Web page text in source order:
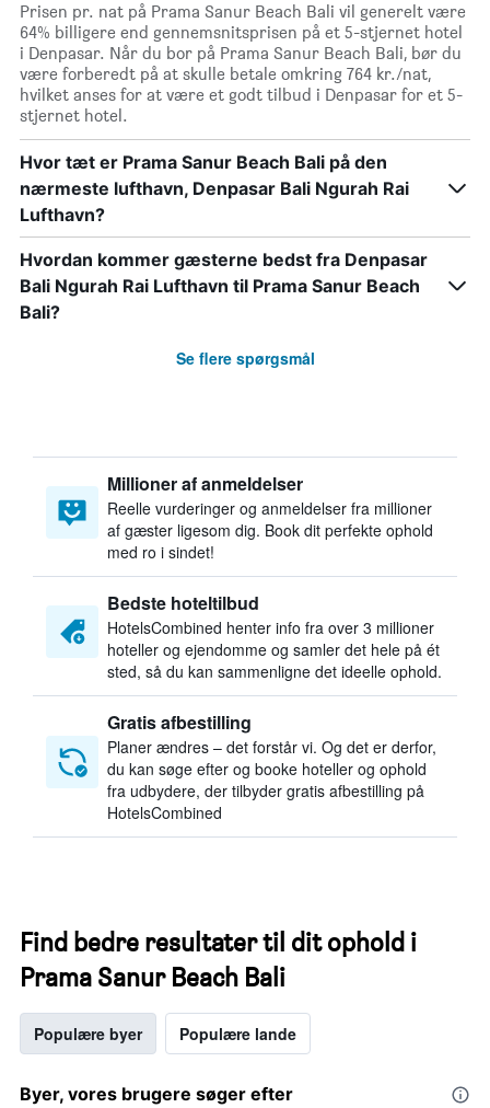
Prisen pr. nat på Prama Sanur Beach Bali vil generelt være
64% billigere end gennemsnitsprisen på et 5-stjernet hotel
i Denpasar. Når du bor på Prama Sanur Beach Bali, bør du
være forberedt på at skulle betale omkring 764 kr./nat,
hvilket anses for at være et godt tilbud i Denpasar for et 5-
stjernet hotel.
Hvor tæt er Prama Sanur Beach Bali på den
nærmeste lufthavn, Denpasar Bali Ngurah Rai
Lufthavn?
Hvordan kommer gæsterne bedst fra Denpasar
Bali Ngurah Rai Lufthavn til Prama Sanur Beach
Bali?
Se flere spørgsmål
Millioner af anmeldelser
Reelle vurderinger og anmeldelser fra millioner
af gæster ligesom dig. Book dit perfekte ophold
med ro i sindet!
Bedste hoteltilbud
HotelsCombined henter info fra over 3 millioner
hoteller og ejendomme og samler det hele på ét
sted, så du kan sammenligne det ideelle ophold.
Gratis afbestilling
Planer ændres – det forstår vi. Og det er derfor,
du kan søge efter og booke hoteller og ophold
fra udbydere, der tilbyder gratis afbestilling på
HotelsCombined
Find bedre resultater til dit ophold i
Prama Sanur Beach Bali
Populære byer Populære lande
Byer, vores brugere søger efter